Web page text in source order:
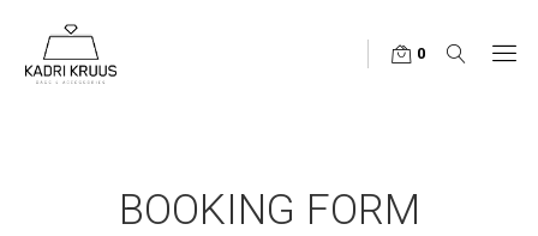
0
BOOKING FORM